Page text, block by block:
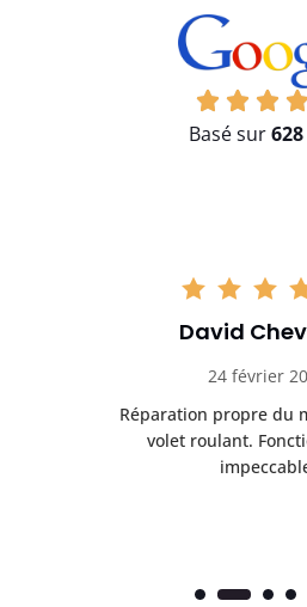
Basé sur
David
24 février
Réparation propre du
volet roulant.